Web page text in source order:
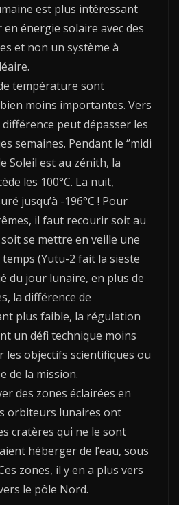
est plus intéressant
en énergie solaire avec des
et non un système à
température sont
moins importantes. Vers
différence peut dépasser les
semaines. Pendant le ‘’midi
Soleil est au zénith, la
les 100°C. La nuit,
jusqu’à -196°C ! Pour
il faut recourir soit au
soit se mettre en veille une
(Yutu-2 fait la sieste
du jour lunaire, en plus de
la différence de
plus faible, la régulation
un défi technique moins
les objectifs scientifiques ou
de la mission.
des zones éclairées en
orbiteurs lunaires ont
cratères qui ne le sont
héberger de l’eau, sous
zones, il y en a plus vers
le pôle Nord.